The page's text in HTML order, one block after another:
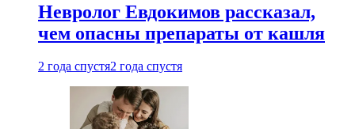
Невролог Евдокимов рассказал,
чем опасны препараты от кашля
2 года спустя2 года спустя